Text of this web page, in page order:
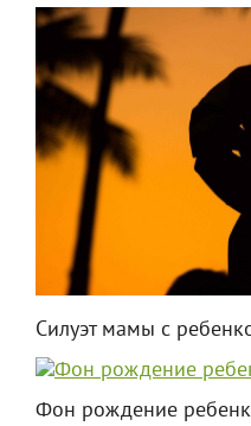
Силуэт мамы с
Фон рождение